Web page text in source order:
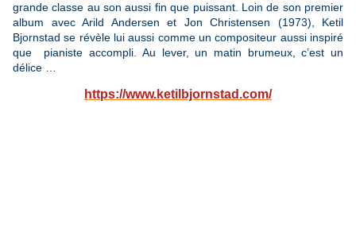
grande classe au son aussi fin que puissant. Loin de son premier
album avec Arild Andersen et Jon Christensen (1973), Ketil
Bjornstad se révèle lui aussi comme un compositeur aussi inspiré
que pianiste accompli. Au lever, un matin brumeux, c’est un
délice …
https://www.ketilbjornstad.com/